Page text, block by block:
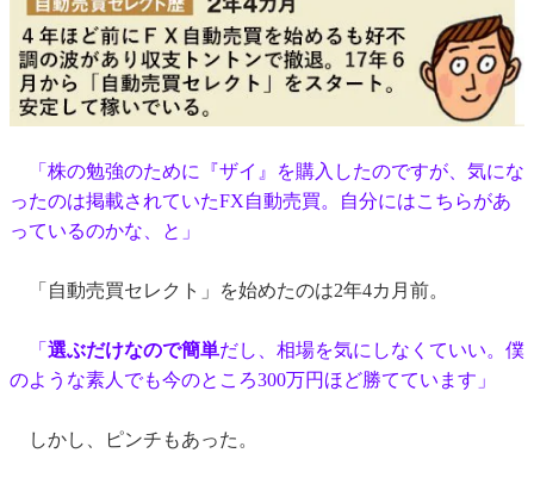
「株の勉強のために『ザイ』を購入したのですが、気にな
ったのは掲載されていたFX自動売買。自分にはこちらがあ
っているのかな、と」
「自動売買セレクト」を始めたのは2年4カ月前。
「 選ぶだけなので簡単だし、相場を気にしなくていい。僕
のような素人でも今のところ300万円ほど勝てています」
しかし、ピンチもあった。